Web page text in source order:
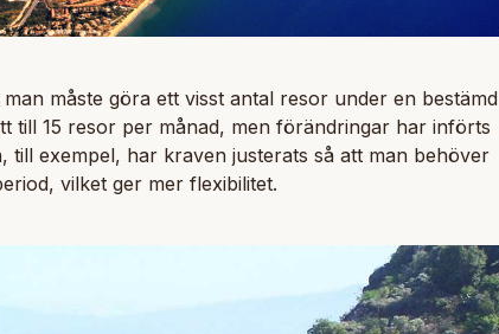
måste göra ett visst antal resor under en bestämd
till 15 resor per månad, men förändringar har införts
till exempel, har kraven justerats så att man behöver
vilket ger mer flexibilitet.